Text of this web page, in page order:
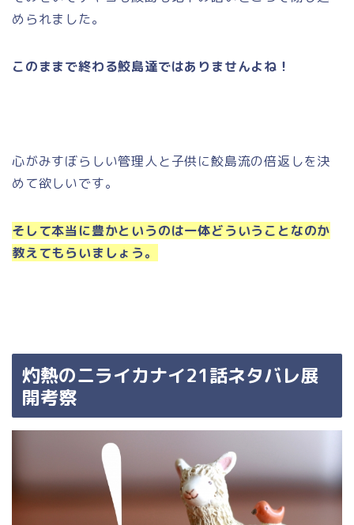
められました。
このままで終わる鮫島達ではありませんよね！
心がみすぼらしい管理人と子供に鮫島流の倍返しを決
めて欲しいです。
そして本当に豊かというのは一体どういうことなのか
教えてもらいましょう。
灼熱のニライカナイ21話ネタバレ展
開考察